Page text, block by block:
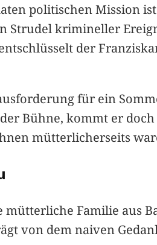
politischen Mission
Strudel krimineller
der
für ein
Bühne, kommt er
mütterlicherseits
Familie aus
von dem naiven